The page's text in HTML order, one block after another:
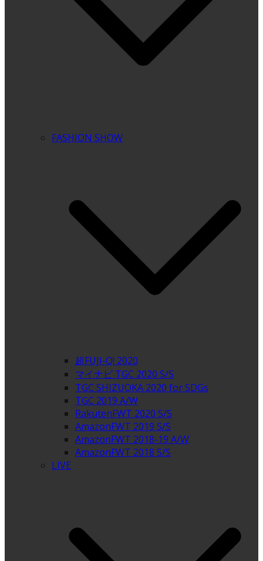
FASHION SHOW
超FUJI-Q! 2020
マイナビ TGC 2020 S/S
TGC SHIZUOKA 2020 for SDGs
TGC 2019 A/W
RakutenFWT 2020 S/S
AmazonFWT 2019 S/S
AmazonFWT 2018-19 A/W
AmazonFWT 2018 S/S
LIVE